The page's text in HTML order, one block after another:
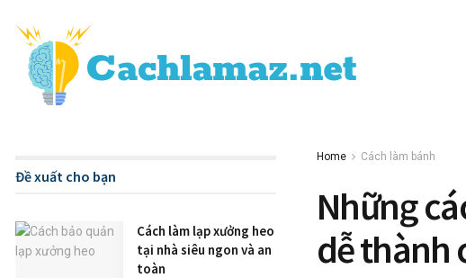
Home Cách làm bánh
Những
dễ thành
Đề xuất cho bạn
Cách làm lạp xưởng heo
tại nhà siêu ngon và an
toàn